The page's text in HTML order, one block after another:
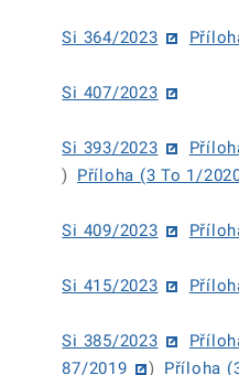
Si 364/2023
Si 407/2023
Si 393/2023
) Příloha (3 To 1/
Si 409/2023
Si 415/2023
Si 385/2023
87/2019
) Příloha